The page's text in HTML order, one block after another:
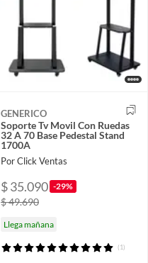
GENERICO
Soporte Tv Movil Con Ruedas
32 A 70 Base Pedestal Stand
1700A
Por Click Ventas
$ 35.090 -29%
$ 49.690
Llega mañana
(1)